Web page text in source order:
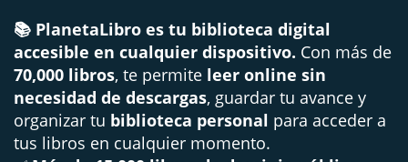
📚 PlanetaLibro es tu biblioteca digital
accesible en cualquier dispositivo. Con más de
70,000 libros, te permite leer online sin
necesidad de descargas, guardar tu avance y
organizar tu biblioteca personal para acceder a
tus libros en cualquier momento.